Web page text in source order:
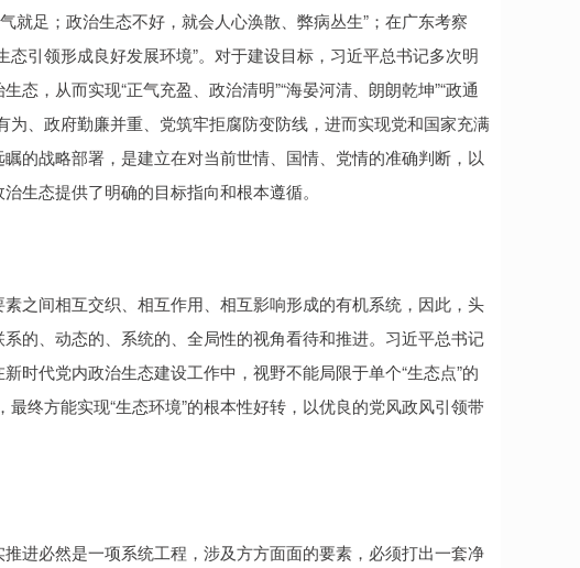
就足；政治生态不好，就会人心涣散、弊病丛生”；在广东考察
引领形成良好发展环境”。对于建设目标，习近平总书记多次明
态，从而实现“正气充盈、政治清明”“海晏河清、朗朗乾坤”“政通
为、政府勤廉并重、党筑牢拒腐防变防线，进而实现党和国家充满
的战略部署，是建立在对当前世情、国情、党情的准确判断，以
生态提供了明确的目标指向和根本遵循。
之间相互交织、相互作用、相互影响形成的有机系统，因此，头
的、动态的、系统的、全局性的视角看待和推进。习近平总书记
时代党内政治生态建设工作中，视野不能局限于单个“生态点”的
最终方能实现“生态环境”的根本性好转，以优良的党风政风引领带
进必然是一项系统工程，涉及方方面面的要素，必须打出一套净